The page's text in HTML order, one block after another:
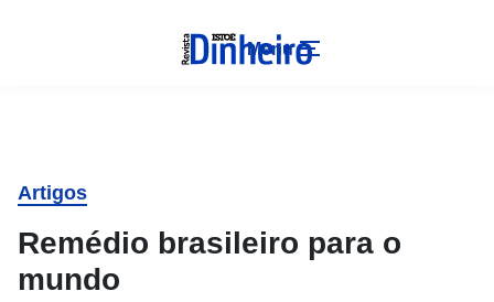
Menu
Artigos
Remédio brasileiro para o
mundo